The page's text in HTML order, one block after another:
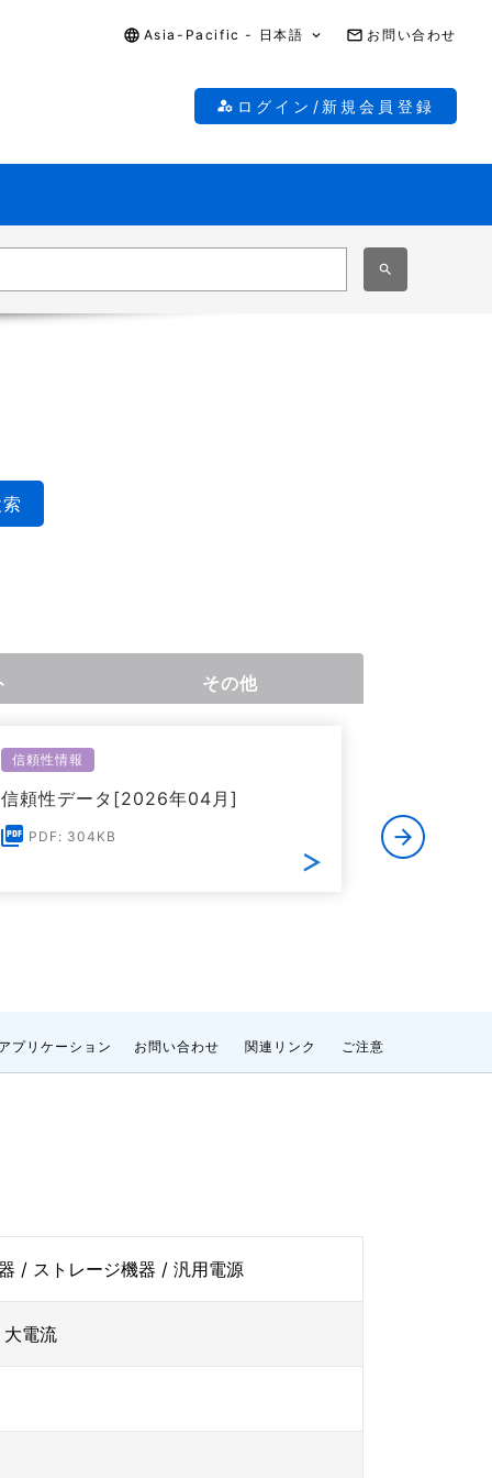
Asia-Pacific - 日本語 お問い合わせ
ログイン/新規会員登録
その他
信頼性情報
信頼性データ[2026年04月]
PDF: 304KB
る証明
プリケーション お問い合わせ 関連リンク ご注意
/ ストレージ機器 / 汎用電源
電流